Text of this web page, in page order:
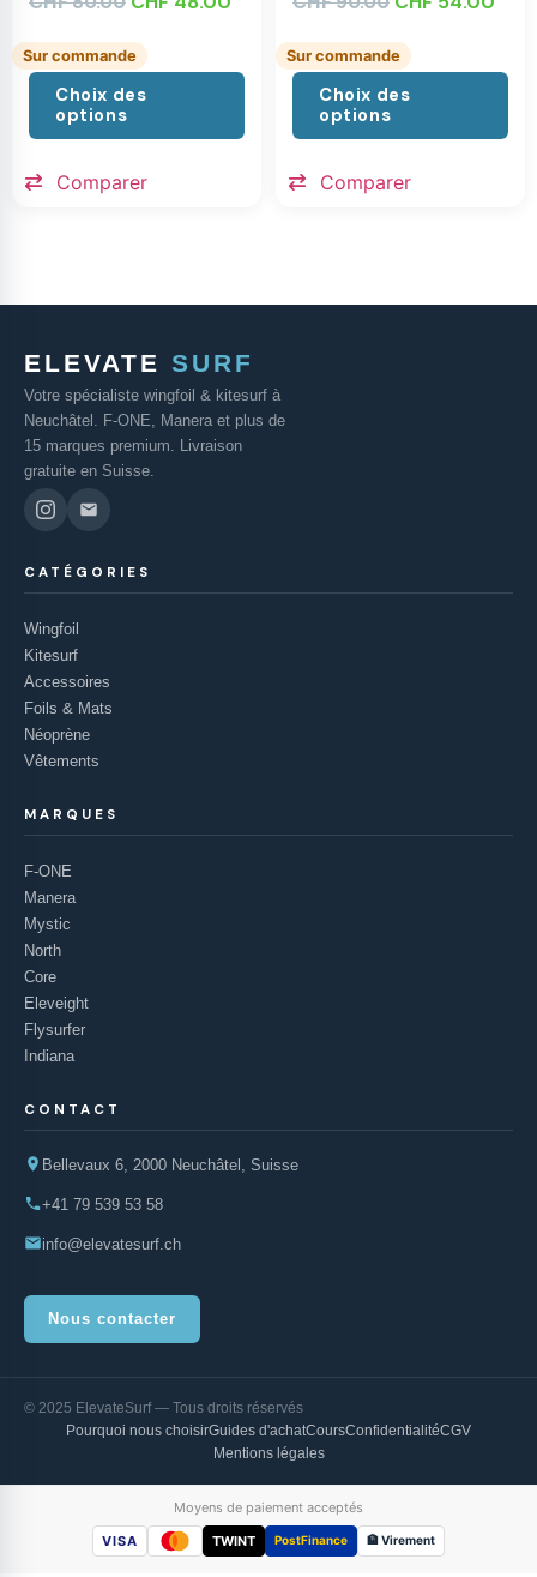
Sur commande
Choix des
options
Comparer
Sur commande
Choix des
options
Comparer
ELEVATE SURF
Votre spécialiste wingfoil & kitesurf à
Neuchâtel. F-ONE, Manera et plus de
15 marques premium. Livraison
gratuite en Suisse.
CATÉGORIES
Wingfoil
Kitesurf
Accessoires
Foils & Mats
Néoprène
Vêtements
MARQUES
F-ONE
Manera
Mystic
North
Core
Eleveight
Flysurfer
Indiana
CONTACT
Bellevaux 6, 2000 Neuchâtel, Suisse
+41 79 539 53 58
info@elevatesurf.ch
Nous contacter
© 2025 ElevateSurf — Tous droits réservés
Pourquoi nous choisirGuides d'achatCoursConfidentialitéCGV
Mentions légales
Moyens de paiement acceptés
VISA
TWINT PostFinance 🏦 Virement